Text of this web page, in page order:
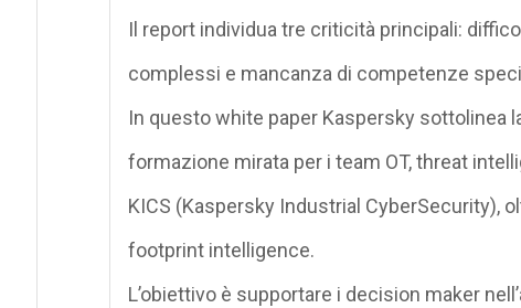
Il report individua tre criticità principali:
complessi e mancanza di competenze
In questo white paper Kaspersky sottolinea
formazione mirata per i team OT,threat
KICS (Kaspersky Industrial CyberSecurity),
footprint intelligence.
L’obiettivo è supportare i decision maker